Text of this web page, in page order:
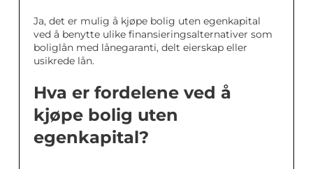
Ja, det er mulig å kjøpe bolig uten egenkapital
ved å benytte ulike finansieringsalternativer som
boliglån med lånegaranti, delt eierskap eller
usikrede lån.
Hva er fordelene ved å
kjøpe bolig uten
egenkapital?